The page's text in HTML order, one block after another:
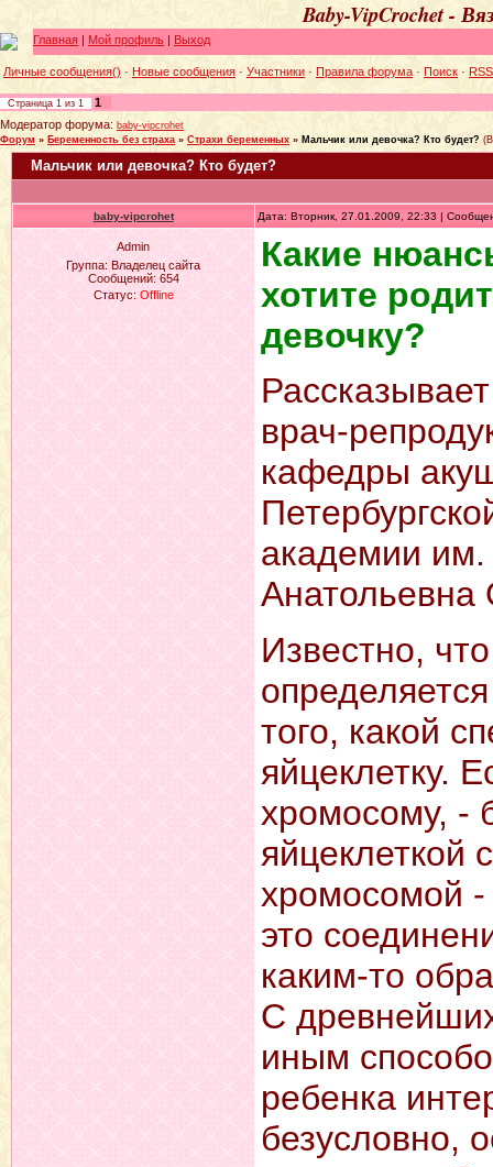
Baby-VipCrochet -
Главная | Мой профиль | Выход
Личные сообщения() · Новые сообщения · Участники · Правила форума · Поиск · RSS
Страница 1 из 1
1
Модератор форума: baby-vipcrohet
Форум » Беременность без страха » Страхи беременных » Мальчик или девочка? Кто будет?
Мальчик или девочка? Кто будет?
baby-vipcrohet Дата: Вторник, 27.01.2009, 22:33 |
Admin
Группа: Владелец сайта
Сообщений: 654
Статус: Offline
Какие
хотите
девочку?
врач-
кафедры
академии
Анатольевна
Известно,
того, какой
яйцеклетку.
хромосому, -
яйцеклеткой
хромосомой -
это
каким-то
С
иным
ребенка
безусловно,